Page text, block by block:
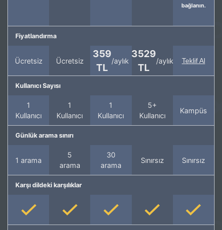
bağlanın.
Fiyatlandırma
Ücretsiz Ücretsiz
359
TL
/aylık
3529
TL
/aylık Teklif Al
Kullanıcı Sayısı
1
Kullanıcı
1
Kullanıcı
1
Kullanıcı
5+
Kullanıcı
Kampüs
Günlük arama sınırı
1 arama
5
arama
30
arama
Sınırsız Sınırsız
Karşı dildeki karşılıklar